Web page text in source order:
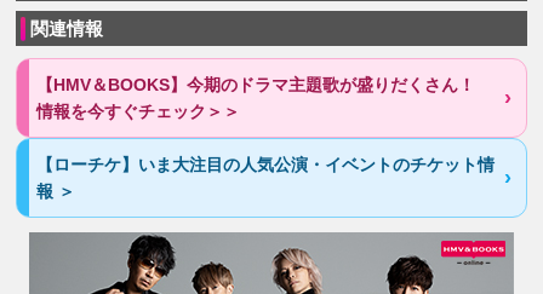
関連情報
【HMV＆BOOKS】今期のドラマ主題歌が盛りだくさん！
情報を今すぐチェック＞＞
【ローチケ】いま大注目の人気公演・イベントのチケット情
報 ＞